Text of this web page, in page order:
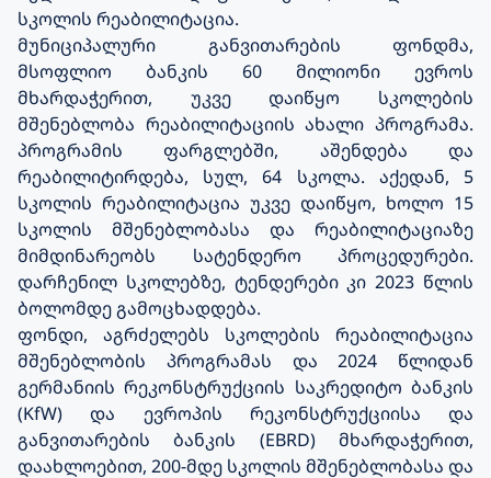
სკოლის რეაბილიტაცია.
მუნიციპალური განვითარების ფონდმა,
მსოფლიო ბანკის 60 მილიონი ევროს
მხარდაჭერით, უკვე დაიწყო სკოლების
მშენებლობა რეაბილიტაციის ახალი პროგრამა.
პროგრამის ფარგლებში, აშენდება და
რეაბილიტირდება, სულ, 64 სკოლა. აქედან, 5
სკოლის რეაბილიტაცია უკვე დაიწყო, ხოლო 15
სკოლის მშენებლობასა და რეაბილიტაციაზე
მიმდინარეობს სატენდერო პროცედურები.
დარჩენილ სკოლებზე, ტენდერები კი 2023 წლის
ბოლომდე გამოცხადდება.
ფონდი, აგრძელებს სკოლების რეაბილიტაცია
მშენებლობის პროგრამას და 2024 წლიდან
გერმანიის რეკონსტრუქციის საკრედიტო ბანკის
(KfW) და ევროპის რეკონსტრუქციისა და
განვითარების ბანკის (EBRD) მხარდაჭერით,
დაახლოებით, 200-მდე სკოლის მშენებლობასა და